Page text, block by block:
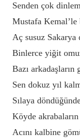
Senden çok
Mustafa
Aç susuz Sakarya
Binlerce yiğit
Bazı
Sen dokuz yıl
Sılaya
Köyde
Acını kalbine